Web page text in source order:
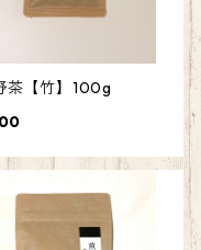
茶【竹】100g